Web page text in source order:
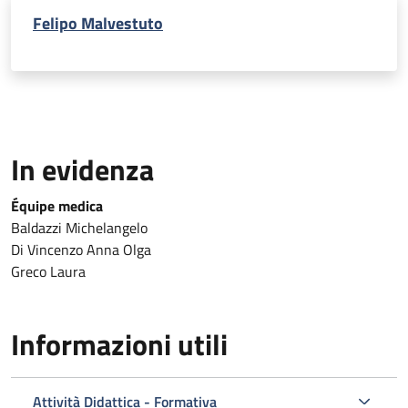
Felipo Malvestuto
In evidenza
Équipe medica
Baldazzi Michelangelo
Di Vincenzo Anna Olga
Greco Laura
Informazioni utili
Attività Didattica - Formativa